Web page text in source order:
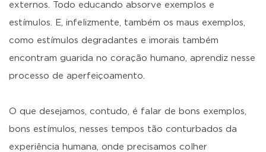
externos. Todo educando absorve exemplos e
estímulos. E, infelizmente, também os maus exemplos,
como estímulos degradantes e imorais também
encontram guarida no coração humano, aprendiz nesse
processo de aperfeiçoamento.
O que desejamos, contudo, é falar de bons exemplos,
bons estímulos, nesses tempos tão conturbados da
experiência humana, onde precisamos colher